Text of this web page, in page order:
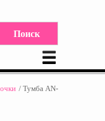
/ Тумба AN-